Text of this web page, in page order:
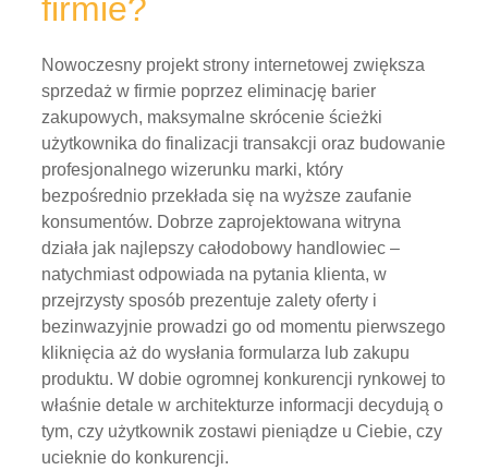
Read
More
SEO czy reklama
szybko docierać do
potencjalnych
klientów. Mimo tego
największe marki
nadal inwestują
ogromne budżety w
reklamę
wielkoformatową. Nie
jest to przypadek.
Read More
Read More
Read More
Read
More
przejrzysty sposób prezentuje zalety oferty i
kliknięcia aż do wysłania formularza lub zakupu
produktu. W dobie ogromnej konkurencji rynkowej to
właśnie detale w architekturze informacji decydują o
tym, czy użytkownik zostawi pieniądze u Ciebie, czy
ucieknie do konkurencji.
poniedziałek, 01 czerwiec 2026 17:12
Dlaczego reklama
wielkoformatowa nadal